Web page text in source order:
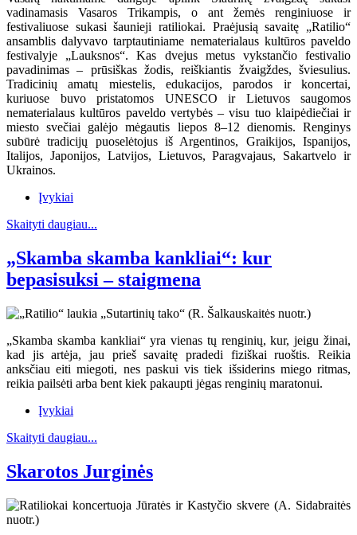
vadinamasis Vasaros Trikampis, o ant žemės renginiuose ir
festivaliuose sukasi šaunieji ratiliokai. Praėjusią savaitę „Ratilio“
ansamblis dalyvavo tarptautiniame nematerialaus kultūros paveldo
festivalyje „Lauksnos“. Kas dvejus metus vykstančio festivalio
pavadinimas – prūsiškas žodis, reiškiantis žvaigždes, šviesulius.
Tradicinių amatų miestelis, edukacijos, parodos ir koncertai,
kuriuose buvo pristatomos UNESCO ir Lietuvos saugomos
nematerialaus kultūros paveldo vertybės – visu tuo klaipėdiečiai ir
miesto svečiai galėjo mėgautis liepos 8–12 dienomis. Renginys
subūrė tradicijų puoselėtojus iš Argentinos, Graikijos, Ispanijos,
Italijos, Japonijos, Latvijos, Lietuvos, Paragvajaus, Sakartvelo ir
Ukrainos.
Įvykiai
Skaityti daugiau...
„Skamba skamba kankliai“: kur
bepasisuksi – staigmena
„Skamba skamba kankliai“ yra vienas tų renginių, kur, jeigu žinai,
kad jis artėja, jau prieš savaitę pradedi fiziškai ruoštis. Reikia
anksčiau eiti miegoti, nes paskui vis tiek išsiderins miego ritmas,
reikia pailsėti arba bent kiek pakaupti jėgas renginių maratonui.
Įvykiai
Skaityti daugiau...
Skarotos Jurginės